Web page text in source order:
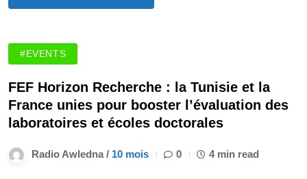
#EVENTS
FEF Horizon Recherche : la Tunisie et la
France unies pour booster l’évaluation des
laboratoires et écoles doctorales
Radio Awledna / 10 mois 0 4 min read